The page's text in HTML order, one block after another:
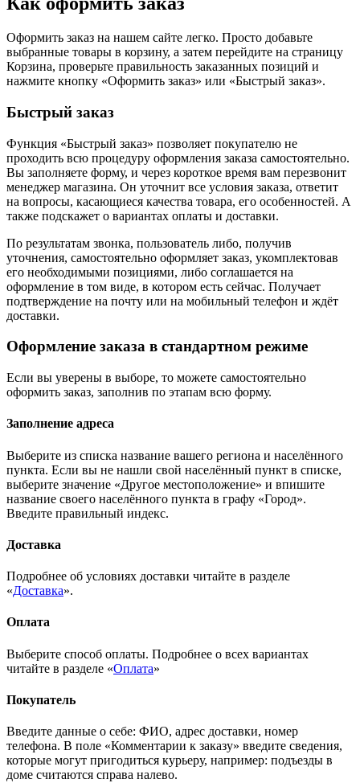
Оформить заказ на нашем сайте легко. Просто добавьте
выбранные товары в корзину, а затем перейдите на страницу
Корзина, проверьте правильность заказанных позиций и
нажмите кнопку «Оформить заказ» или «Быстрый заказ».
Быстрый заказ
Функция «Быстрый заказ» позволяет покупателю не
проходить всю процедуру оформления заказа самостоятельно.
Вы заполняете форму, и через короткое время вам перезвонит
менеджер магазина. Он уточнит все условия заказа, ответит
на вопросы, касающиеся качества товара, его особенностей. А
также подскажет о вариантах оплаты и доставки.
По результатам звонка, пользователь либо, получив
уточнения, самостоятельно оформляет заказ, укомплектовав
его необходимыми позициями, либо соглашается на
оформление в том виде, в котором есть сейчас. Получает
подтверждение на почту или на мобильный телефон и ждёт
доставки.
Оформление заказа в стандартном режиме
Если вы уверены в выборе, то можете самостоятельно
оформить заказ, заполнив по этапам всю форму.
Заполнение адреса
Выберите из списка название вашего региона и населённого
пункта. Если вы не нашли свой населённый пункт в списке,
выберите значение «Другое местоположение» и впишите
название своего населённого пункта в графу «Город».
Введите правильный индекс.
Доставка
Подробнее об условиях доставки читайте в разделе
«Доставка».
Оплата
Выберите способ оплаты. Подробнее о всех вариантах
читайте в разделе «Оплата»
Покупатель
Введите данные о себе: ФИО, адрес доставки, номер
телефона. В поле «Комментарии к заказу» введите сведения,
которые могут пригодиться курьеру, например: подъезды в
доме считаются справа налево.